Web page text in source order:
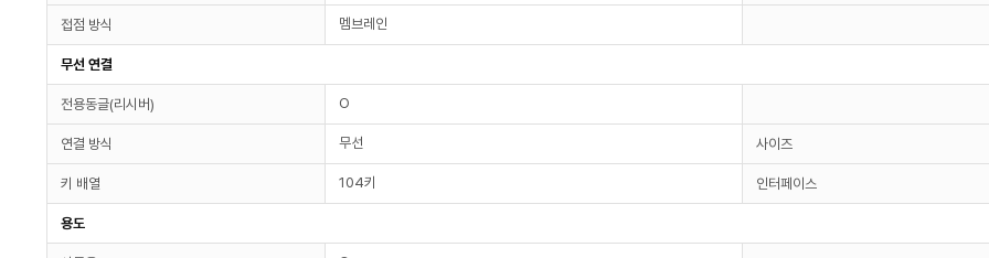
접점 방식 멤브레인
무선 연결
전용동글(리시버) O
연결 방식 무선 사이즈
키 배열 104키 인터페이스
용도